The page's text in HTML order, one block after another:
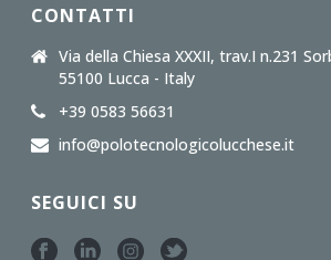
CONTATTI
Via della Chiesa XXXII, trav.I n.231
55100 Lucca - Italy
+39 0583 56631
info@polotecnologicolucchese.it
SEGUICI SU